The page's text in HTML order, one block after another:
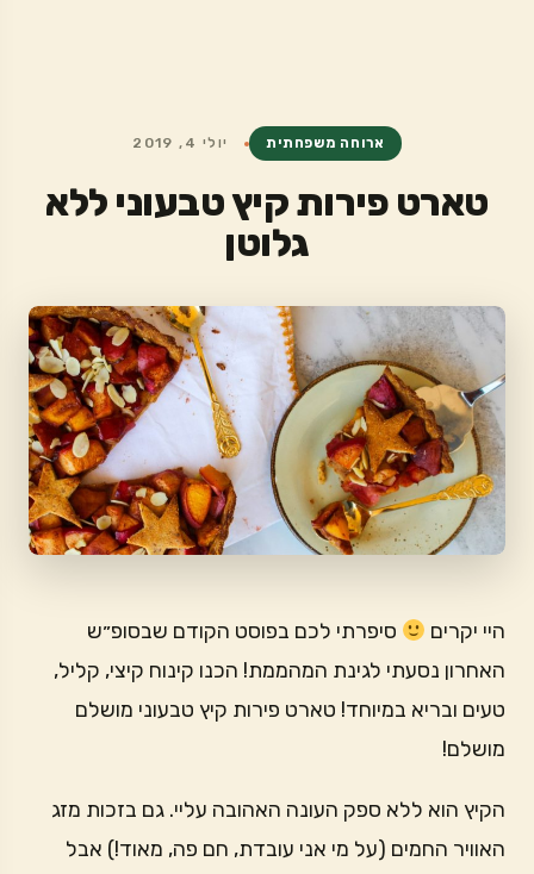
ארוחה משפחתית יולי 4, 2019
טארט פירות קיץ טבעוני ללא
גלוטן
היי יקרים
סיפרתי לכם בפוסט הקודם שבסופ״ש
האחרון נסעתי לגינת המהממת! הכנו קינוח קיצי, קליל,
טעים ובריא במיוחד! טארט פירות קיץ טבעוני מושלם
מושלם!
הקיץ הוא ללא ספק העונה האהובה עליי. גם בזכות מזג
האוויר החמים (על מי אני עובדת, חם פה, מאוד!) אבל